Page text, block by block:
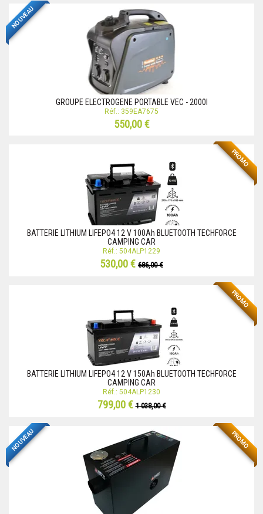
NOUVEAU
GROUPE ELECTROGENE PORTABLE VEC - 2000I
Réf.: 359EA7675
550,00 €
PROMO
BATTERIE LITHIUM LIFEPO4 12 V 100Ah BLUETOOTH TECHFORCE
CAMPING CAR
Réf.: 504ALP1229
530,00 € 686,00 €
PROMO
BATTERIE LITHIUM LIFEPO4 12 V 150Ah BLUETOOTH TECHFORCE
CAMPING CAR
Réf.: 504ALP1230
799,00 €1 038,00 €
PROMO
NOUVEAU